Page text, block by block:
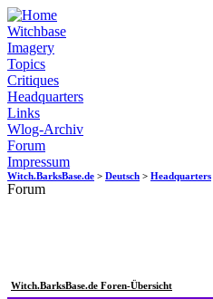
Witchbase
Imagery
Topics
Critiques
Headquarters
Links
Wlog-Archiv
Forum
Impressum
Witch.BarksBase.de > Deutsch > Headquarters
Forum
Witch.BarksBase.de Foren-Übersicht